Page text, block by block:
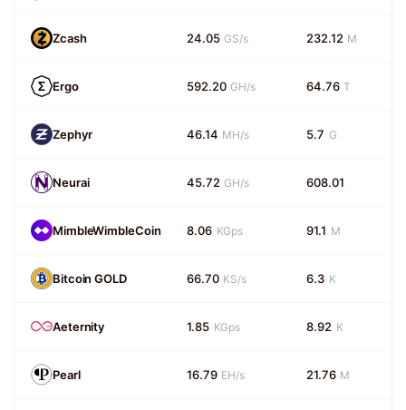
Zcash 24.05 GS/s 232.12 M
Ergo 592.20 GH/s 64.76 T
Zephyr 46.14 MH/s 5.7 G
Neurai 45.72 GH/s 608.01
MimbleWimbleCoin 8.06 KGps 91.1 M
Bitcoin GOLD 66.70 KS/s 6.3 K
Aeternity 1.85 KGps 8.92 K
Pearl 16.79 EH/s 21.76 M